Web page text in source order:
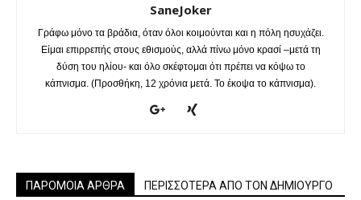
SaneJoker
Γράφω μόνο τα βράδια, όταν όλοι κοιμούνται και η πόλη ησυχάζει.
Είμαι επιρρεπής στους εθισμούς, αλλά πίνω μόνο κρασί –μετά τη
δύση του ηλίου- και όλο σκέφτομαι ότι πρέπει να κόψω το
κάπνισμα. (Προσθήκη, 12 χρόνια μετά. Το έκοψα το κάπνισμα).
ΠΑΡΟΜΟΙΑ ΑΡΘΡΑ ΠΕΡΙΣΣΟΤΕΡΑ ΑΠΟ ΤΟΝ ΔΗΜΙΟΥΡΓΟ